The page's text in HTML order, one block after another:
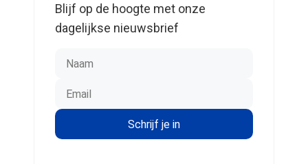
Blijf op de hoogte met onze
dagelijkse nieuwsbrief